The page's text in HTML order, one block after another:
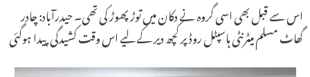
اس سے قبل بھی اسی گروہ نے دکان میں توڑ پھوڑ کی تھی۔ حیدرآباد: چادر
گھاٹ مسلم میٹرنٹی ہاسپٹل روڈ پر کچھ دیر کے لیے اس وقت کشیدگی پیدا ہوگئی